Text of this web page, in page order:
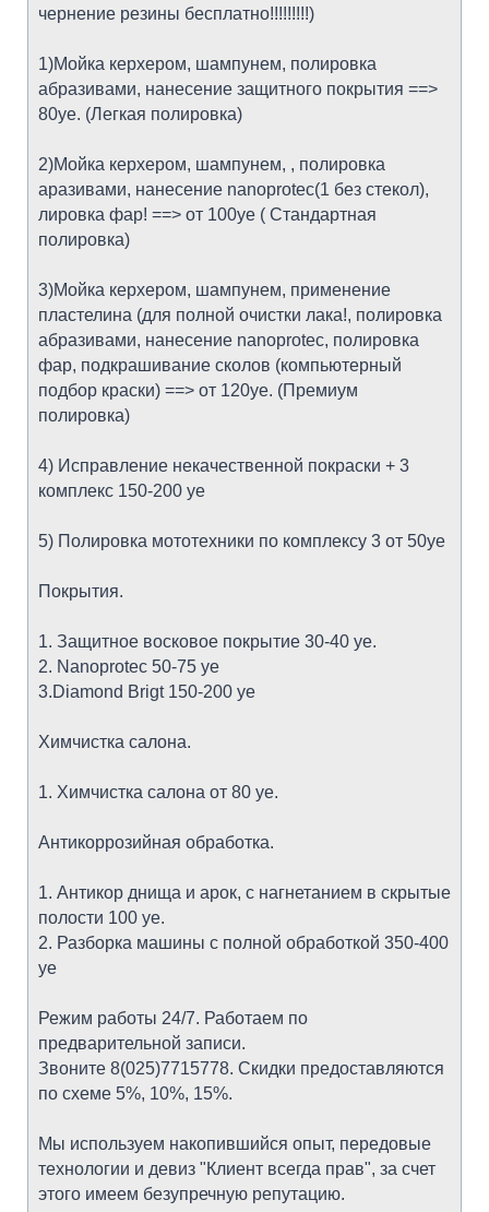
чернение резины бесплатно!!!!!!!!!)
1)Мойка керхером, шампунем, полировка
абразивами, нанесение защитного покрытия ==>
80уе. (Легкая полировка)
2)Мойка керхером, шампунем, , полировка
аразивами, нанесение nanoprotec(1 без стекол),
лировка фар! ==> от 100уe ( Стандартная
полировка)
3)Мойка керхером, шампунем, применение
пластелина (для полной очистки лака!, полировка
абразивами, нанесение nanoprotec, полировка
фар, подкрашивание сколов (компьютерный
подбор краски) ==> от 120уе. (Премиум
полировка)
4) Исправление некачественной покраски + 3
комплекс 150-200 уе
5) Полировка мототехники по комплексу 3 от 50уе
Покрытия.
1. Защитное восковое покрытие 30-40 уе.
2. Nanoprotec 50-75 уе
3.Diamond Brigt 150-200 уе
Химчистка салона.
1. Химчистка салона от 80 уе.
Антикоррозийная обработка.
1. Антикор днища и арок, с нагнетанием в скрытые
полости 100 уе.
2. Разборка машины с полной обработкой 350-400
уе
Режим работы 24/7. Работаем по
предварительной записи.
Звоните 8(025)7715778. Скидки предоставляются
по схеме 5%, 10%, 15%.
Мы используем накопившийся опыт, передовые
технологии и девиз "Клиент всегда прав", за счет
этого имеем безупречную репутацию.